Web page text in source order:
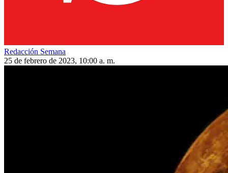
Redacción Semana
25 de febrero de 2023, 10:00 a. m.